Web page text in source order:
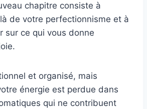
chapitre consiste à
de votre perfectionnisme et à
sur ce qui vous donne
et organisé, mais
énergie est perdue dans
qui ne contribuent